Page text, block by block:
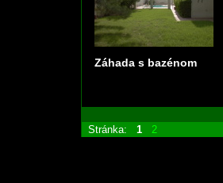
Záhada s bazénom
Stránka: 1 2